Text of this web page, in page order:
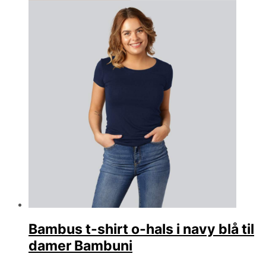
Bambus t-shirt o-hals i navy blå til
damer Bambuni